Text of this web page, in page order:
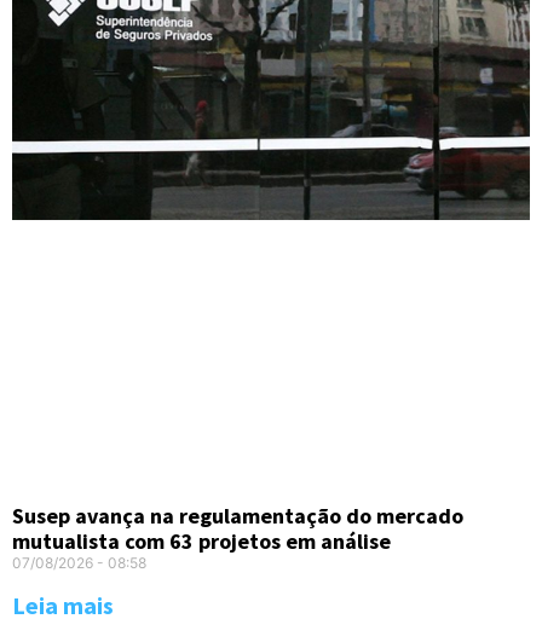
Susep avança na regulamentação do mercado
mutualista com 63 projetos em análise
07/08/2026 08:58
Leia mais